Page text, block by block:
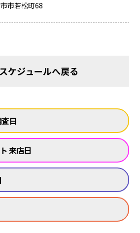
市若松町68
ケジュールへ戻る
日
来店日